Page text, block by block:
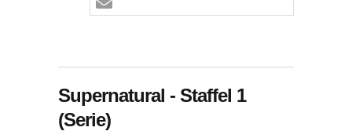
Supernatural - Staffel 1
(Serie)